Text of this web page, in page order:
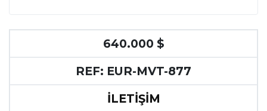
640.000 $
REF: EUR-MVT-877
İLETİŞİM